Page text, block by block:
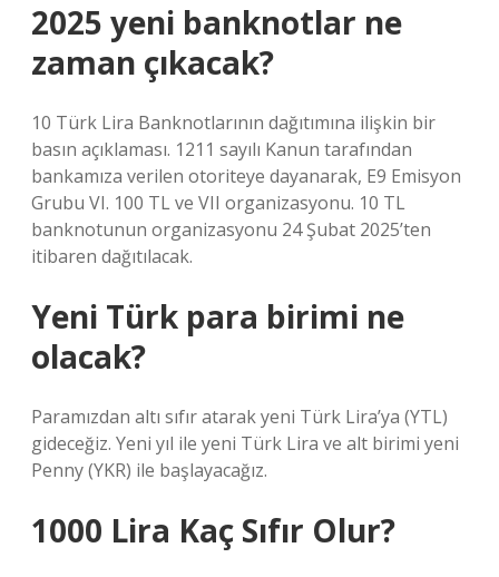
2025 yeni banknotlar ne
zaman çıkacak?
10 Türk Lira Banknotlarının dağıtımına ilişkin bir
basın açıklaması. 1211 sayılı Kanun tarafından
bankamıza verilen otoriteye dayanarak, E9 Emisyon
Grubu VI. 100 TL ve VII organizasyonu. 10 TL
banknotunun organizasyonu 24 Şubat 2025’ten
itibaren dağıtılacak.
Yeni Türk para birimi ne
olacak?
Paramızdan altı sıfır atarak yeni Türk Lira’ya (YTL)
gideceğiz. Yeni yıl ile yeni Türk Lira ve alt birimi yeni
Penny (YKR) ile başlayacağız.
1000 Lira Kaç Sıfır Olur?